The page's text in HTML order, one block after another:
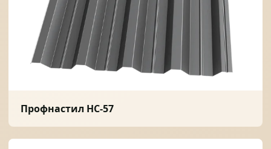
Профнастил НС-57